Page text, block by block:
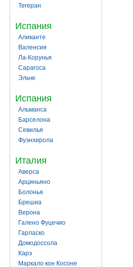
Тегеран
Испания
Аликанте
Валенсия
Ла-Корунья
Сарагоса
Эльче
Испания
Альманса
Барселона
Севилья
Фуэнхирола
Италия
Аверса
Арциньяно
Болонья
Брешиа
Верона
Галено Фуцечио
Гарласко
Домодоссола
Карэ
Маркало кон Косоне